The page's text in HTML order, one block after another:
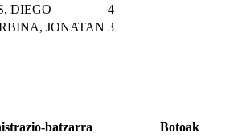
DIEGO
4
JONATAN 3
batzarra
Botoak